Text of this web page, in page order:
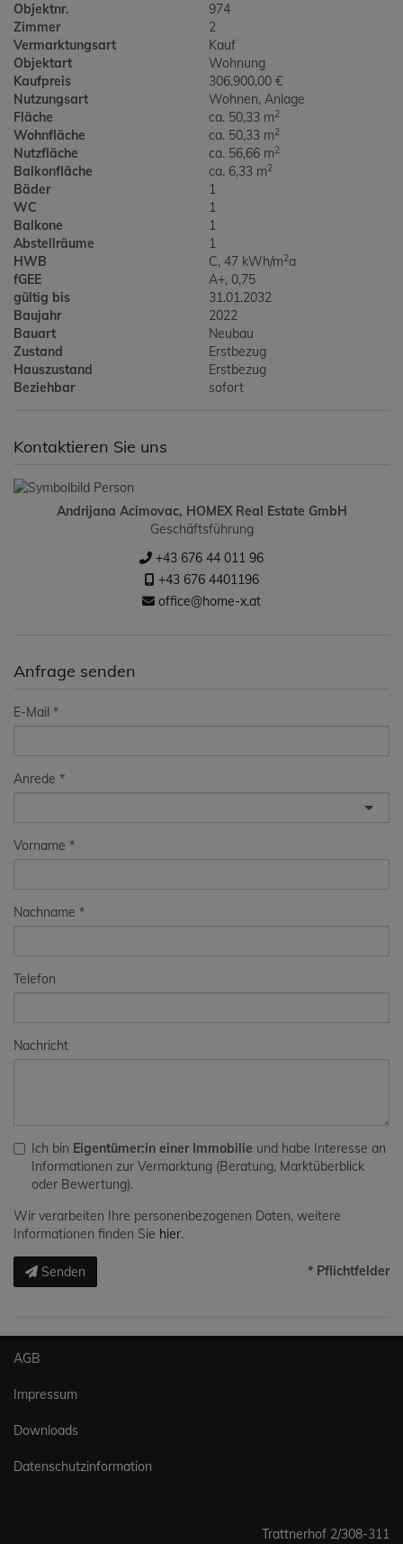
Objektnr.
974
Zimmer
2
Vermarktungsart
Kauf
Objektart
Wohnung
Kaufpreis
306.900,00 €
Nutzungsart
Wohnen Anlage
Fläche
ca. 50,33 m2
Wohnfläche ca. 50,33 m2
Nutzfläche ca. 56,66 m2
Balkonfläche ca. 6,33 m2
Bäder
1
WC
1
Balkone
1
Abstellräume
1
HWB
C, 47 kWh/m2a
fGEE
A+, 0,75
gültig bis
31.01.2032
Baujahr
2022
Bauart
Neubau
Zustand
Erstbezug
Hauszustand
Erstbezug
Beziehbar
sofort
Kontaktieren Sie uns
Andrijana Acimovac, HOMEX Real Estate GmbH
Geschäftsführung
+43 676 44 011 96
+43 676 4401196
office@home-x.at
Anfrage senden
E-Mail
Anrede
Vorname
Nachname
Telefon
Nachricht
Ich bin Eigentümer:in einer Immobilie und habe Interesse an
Informationen zur Vermarktung (Beratung, Marktüberblick
oder Bewertung).
Wir verarbeiten Ihre personenbezogenen Daten, weitere
Informationen finden Sie hier.
Senden * Pflichtfelder
AGB
Impressum
Downloads
Datenschutzinformation
Trattnerhof 2/308-311